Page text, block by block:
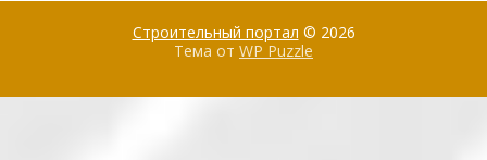
Строительный портал © 2026
Тема от WP Puzzle